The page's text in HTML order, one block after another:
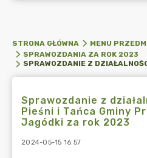
STRONA GŁÓWNA MENU
SPRAWOZDANIA ZA ROK 2023
Sprawozdanie z
Pieśni i Tańca Gminy
Jagódki za rok 2023
2024-05-15 16:57